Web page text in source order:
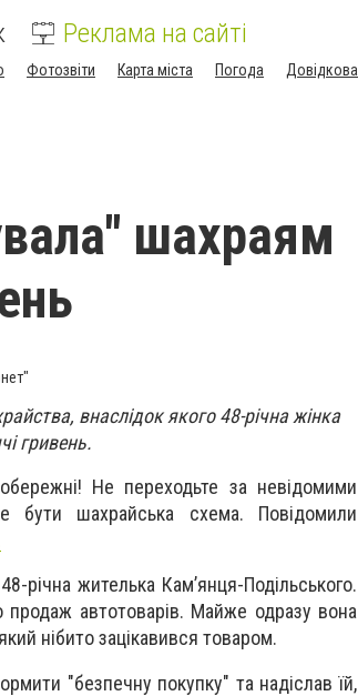
Реклама на сайті
Фотозвіти Карта міста Погода
Довідкова
шахраям
внаслідок якого 48-річна жінка
гривень.
Не переходьте за невідомими
бути шахрайська схема. Повідомили
річна жителька Кам’янця-Подільського.
продаж автотоварів. Майже одразу вона
нібито зацікавився товаром.
"безпечну покупку" та надіслав їй,